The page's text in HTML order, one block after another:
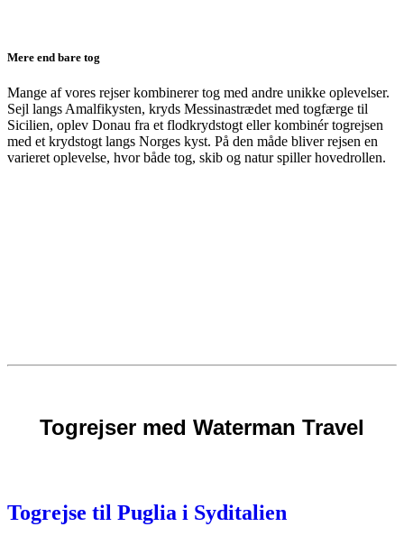
Mere end bare tog
Mange af vores rejser kombinerer tog med andre unikke oplevelser.
Sejl langs Amalfikysten, kryds Messinastrædet med togfærge til
Sicilien, oplev Donau fra et flodkrydstogt eller kombinér togrejsen
med et krydstogt langs Norges kyst. På den måde bliver rejsen en
varieret oplevelse, hvor både tog, skib og natur spiller hovedrollen.
Togrejser med Waterman Travel
Togrejse til Puglia i Syditalien